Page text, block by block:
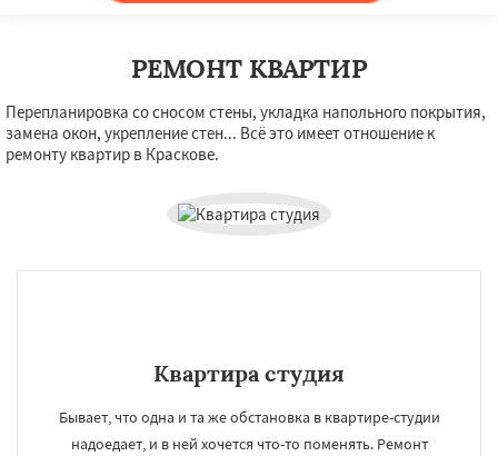
РЕМОНТ КВАРТИР
Перепланировка со сносом стены, укладка напольного покрытия,
замена окон, укрепление стен... Всё это имеет отношение к
ремонту квартир в Краскове.
Квартира студия
Бывает, что одна и та же обстановка в квартире-студии
надоедает, и в ней хочется что-то поменять. Ремонт